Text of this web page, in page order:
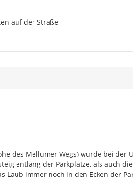
auf der Straße
des Mellumer Wegs) würde bei der
entlang der Parkplätze, als auch
Laub immer noch in den Ecken der